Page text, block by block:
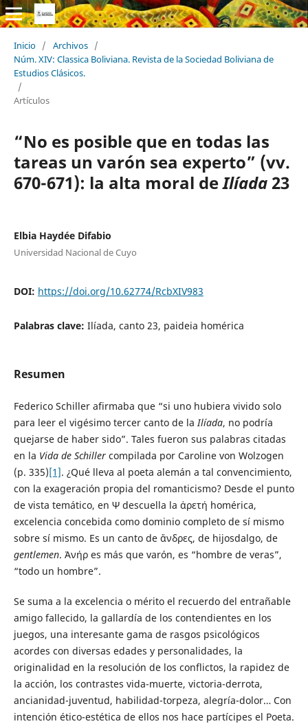
Inicio / Archivos /
Núm. XIV: Classica Boliviana. Revista de la Sociedad Boliviana de
Estudios Clásicos.
/
Artículos
“No es posible que en todas las
tareas un varón sea experto” (vv.
670-671): la alta moral deIlíada23
Elbia Haydée Difabio
Universidad Nacional de Cuyo
DOI: https://doi.org/10.62774/RcbXIV983
Palabras clave: Ilíada, canto 23, paideia homérica
Resumen
Federico Schiller afirmaba que “si uno hubiera vivido solo
para leer el vigésimo tercer canto de laIlíada, no podría
quejarse de haber sido”. Tales fueron sus palabras citadas
en la Vida de Schillercompilada por Caroline von Wolzogen
(p. 335)[1]. ¿Qué lleva al poeta alemán a tal convencimiento,
con la exageración propia del romanticismo? Desde el punto
de vista temático, en Ψ descuella la ἀρετή homérica,
excelencia concebida como dominio completo de sí mismo
sobre sí mismo. Es un canto de ἄνδρες, de hijosdalgo, de
gentlemen. ᾿Ανήρ es más que varón, es “hombre de veras”,
“todo un hombre”.
Se suma a la excelencia o mérito el recuerdo del entrañable
amigo fallecido, la gallardía de los contendientes en los
juegos, una interesante gama de rasgos psicológicos
acordes con diversas edades y personalidades, la
originalidad en la resolución de los conflictos, la rapidez de
la acción, los contrastes vida-muerte, victoria-derrota,
ancianidad-juventud, habilidad-torpeza, alegría-dolor… Con
intención ético-estética de ellos nos hace partícipes el Poeta.